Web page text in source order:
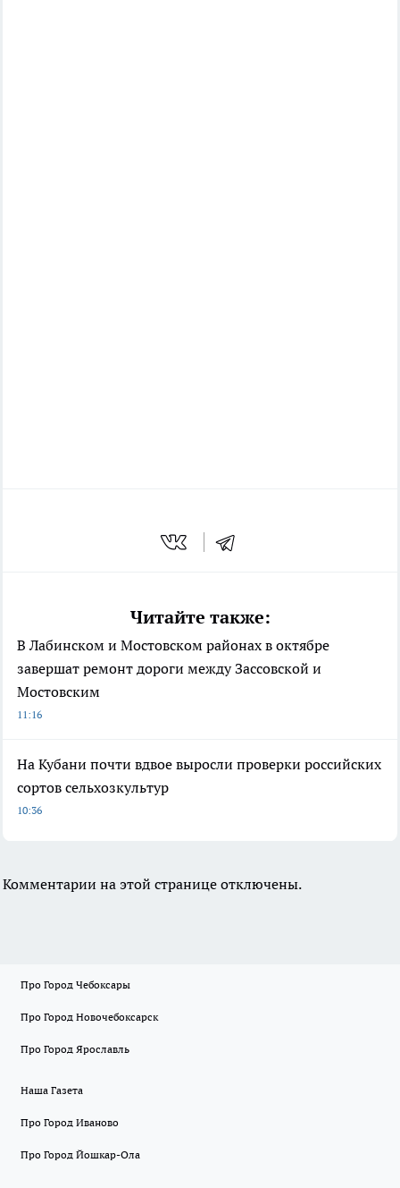
Читайте также:
В Лабинском и Мостовском районах в октябре
завершат ремонт дороги между Зассовской и
Мостовским
11:16
На Кубани почти вдвое выросли проверки российских
сортов сельхозкультур
10:36
Комментарии на этой странице отключены.
Про Город Чебоксары
Про Город Новочебоксарск
Про Город Ярославль
Наша Газета
Про Город Иваново
Про Город Йошкар-Ола